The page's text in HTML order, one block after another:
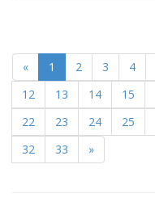
« 1 2 3 4
12
13 14 15
22
23 24 25
32
33 »